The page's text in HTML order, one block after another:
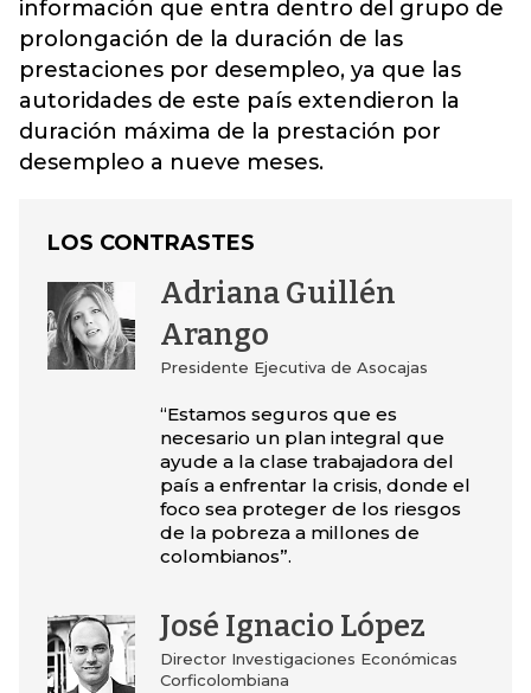
información que entra dentro del grupo de
prolongación de la duración de las
prestaciones por desempleo, ya que las
autoridades de este país extendieron la
duración máxima de la prestación por
desempleo a nueve meses.
LOS CONTRASTES
Adriana Guillén
Arango
Presidente Ejecutiva de Asocajas
“Estamos seguros que es
necesario un plan integral que
ayude a la clase trabajadora del
país a enfrentar la crisis, donde el
foco sea proteger de los riesgos
de la pobreza a millones de
colombianos”.
José Ignacio López
Director Investigaciones Económicas
Corficolombiana